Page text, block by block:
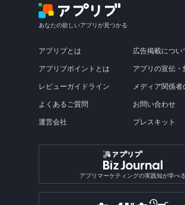
あなたの欲しいアプリが見つかる
アプリブとは
アプリブポイントとは
レビューガイドライン
よくあるご質問
運営会社
広告掲載につい
アプリの宣伝・
メディア関係者
お問い合わせ
プレスキット
アプリマーケティングの実践知が学べる